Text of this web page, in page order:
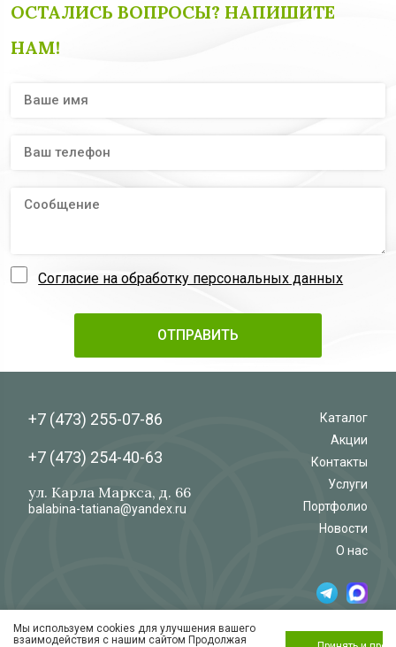
ОСТАЛИСЬ ВОПРОСЫ? НАПИШИТЕ
НАМ!
Согласие на обработку персональных данных
+7 (473) 255-07-86
+7 (473) 254-40-63
ул. Карла Маркса, д. 66
balabina-tatiana@yandex.ru
Каталог
Акции
Контакты
Услуги
Портфолио
Новости
О нас
© 2026
Обработка и защита персональных данных
Салон-магазин
«Флёр»
Мы используем cookies для улучшения вашего
взаимодействия с нашим сайтом Продолжая